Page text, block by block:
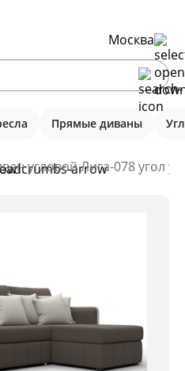
Москва
Прямые диваны
угловой Лига-078 угол